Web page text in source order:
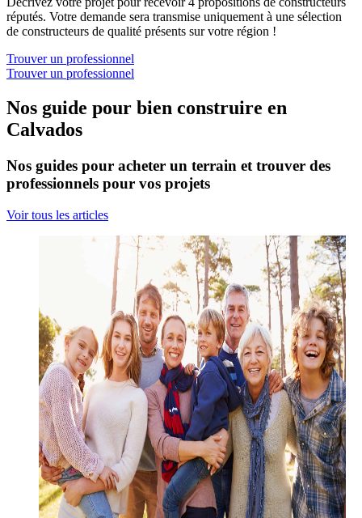
réputés. Votre demande sera transmise uniquement à une sélection
de constructeurs de qualité présents sur votre région !
Trouver un professionnel
Trouver un professionnel
Nos guide pour bien construire en
Calvados
Nos guides pour acheter un terrain et trouver des
professionnels pour vos projets
Voir tous les articles